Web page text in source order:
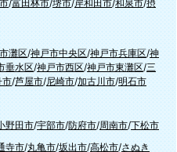
/富田林市/堺市/岸和田市/和泉市/摂
灘区/神戸市中央区/神戸市兵庫区/神
垂水区/神戸市西区/神戸市東灘区/三
市/芦屋市/尼崎市/加古川市/明石市
野田市/宇部市/防府市/周南市/下松市
寺市/丸亀市/坂出市/高松市/さぬき